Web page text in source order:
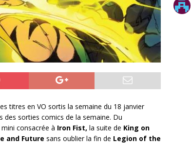
titres en VO sortis la semaine du 18 janvier
des sorties comics de la semaine. Du
consacrée à Iron Fist, la suite de King on
and Future sans oublier la fin de Legion of the